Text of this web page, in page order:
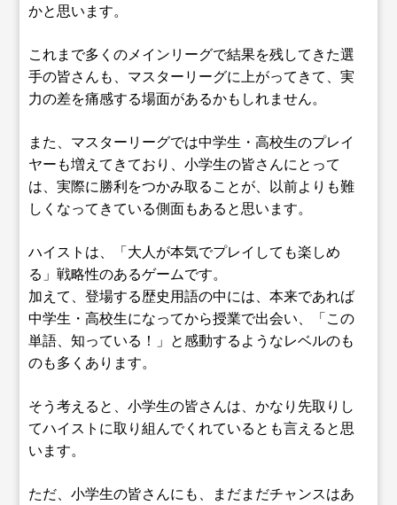
かと思います。
これまで多くのメインリーグで結果を残してきた選
手の皆さんも、マスターリーグに上がってきて、実
力の差を痛感する場面があるかもしれません。
また、マスターリーグでは中学生・高校生のプレイ
ヤーも増えてきており、小学生の皆さんにとって
は、実際に勝利をつかみ取ることが、以前よりも難
しくなってきている側面もあると思います。
ハイストは、「大人が本気でプレイしても楽しめ
る」戦略性のあるゲームです。
加えて、登場する歴史用語の中には、本来であれば
中学生・高校生になってから授業で出会い、「この
単語、知っている！」と感動するようなレベルのも
のも多くあります。
そう考えると、小学生の皆さんは、かなり先取りし
てハイストに取り組んでくれているとも言えると思
います。
ただ、小学生の皆さんにも、まだまだチャンスはあ